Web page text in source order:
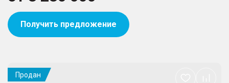
Получить предложение
Продан